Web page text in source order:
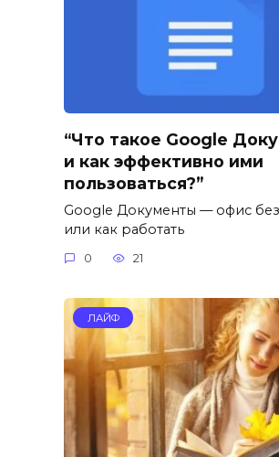
“Что такое Google
и как эффективно ими
пользоваться?”
Google Документы — офис
или как работать
0 21
ЛАЙФ